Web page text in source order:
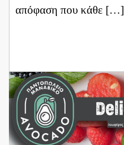
απόφαση που κάθε […]